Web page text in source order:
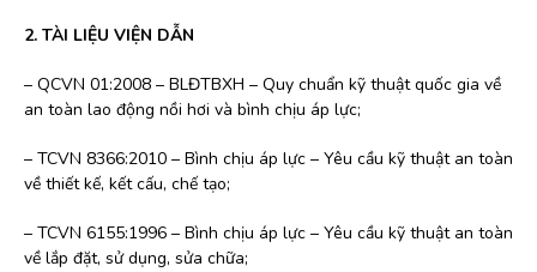
2. TÀI LIỆU VIỆN DẪN
– QCVN 01:2008 – BLĐTBXH – Quy chuẩn kỹ thuật quốc gia về
an toàn lao động nồi hơi và bình chịu áp lực;
– TCVN 8366:2010 – Bình chịu áp lực – Yêu cầu kỹ thuật an toàn
về thiết kế, kết cấu, chế tạo;
– TCVN 6155:1996 – Bình chịu áp lực – Yêu cầu kỹ thuật an toàn
về lắp đặt, sử dụng, sửa chữa;